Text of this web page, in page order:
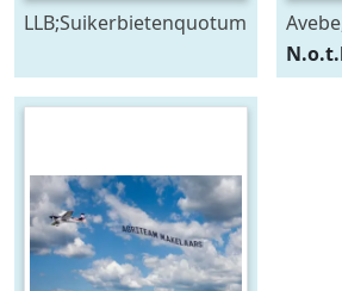
LLB;Suikerbietenquotum
suikerbieten
suikerquota